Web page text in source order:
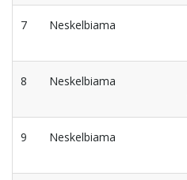
7 Neskelbiama
8 Neskelbiama
9 Neskelbiama